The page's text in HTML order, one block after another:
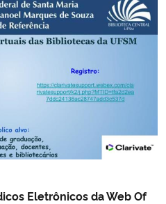
Eletrônicos da Web Of